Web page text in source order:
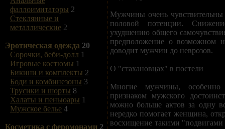
фаллоимитаторы 2
Стеклянные и
металлические 2
Эротическая одежда 20
Сорочки, беби-долл 1
Игровые костюмы 1
Бикини и комплекты 2
Боди и комбинезоны 3
Трусики и шорты 8
Халаты и пеньюары 1
Мужское белье 4
Косметика с феромонами 2
Мужчины очень
половой потенции.
ухудшению общего
предположение о возможном
доводит мужчин до неврозов.
О "стахановцах" в постели
Многие мужчины, особенно
признаком мужского
можно больше актов за одну
нередко помогает женщина,
восхищение такими